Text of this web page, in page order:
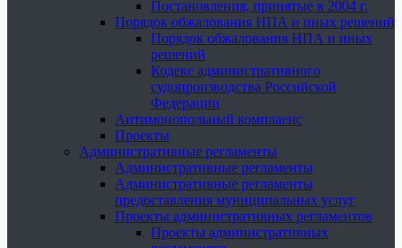
Постановления, принятые в 2004 г.
Порядок обжалования НПА и иных решений
Порядок обжалования НПА и иных
решений
Кодекс административного
судопроизводства Российской
Федерации
Антимонопольный комплаенс
Проекты
Административные регламенты
Административные регламенты
Административные регламенты
предоставления муниципальных услуг
Проекты административных регламентов
Проекты административных